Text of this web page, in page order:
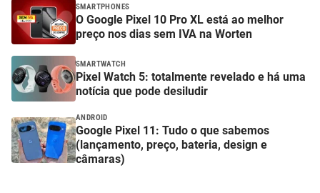
SMARTPHONES
O Google Pixel 10 Pro XL está ao melhor
preço nos dias sem IVA na Worten
SMARTWATCH
Pixel Watch 5: totalmente revelado e há uma
notícia que pode desiludir
ANDROID
Google Pixel 11: Tudo o que sabemos
(lançamento, preço, bateria, design e
câmaras)